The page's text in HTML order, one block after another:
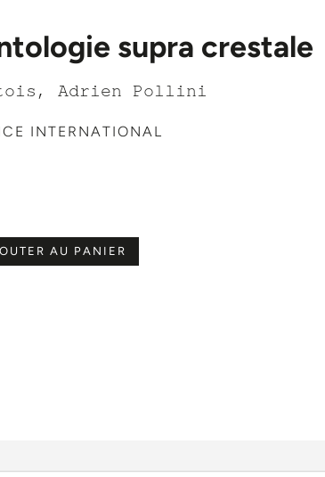
supra crestale
Adrien Pollini
INTERNATIONAL
AU PANIER